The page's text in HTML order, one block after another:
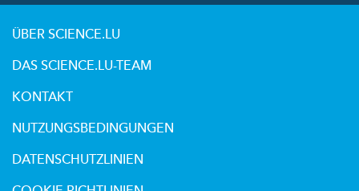
ÜBER SCIENCE.LU
DAS SCIENCE.LU-TEAM
KONTAKT
NUTZUNGSBEDINGUNGEN
DATENSCHUTZLINIEN